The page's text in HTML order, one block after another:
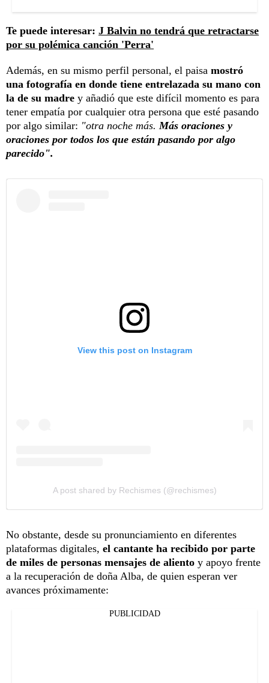
Te puede interesar: J Balvin no tendrá que retractarse
por su polémica canción 'Perra'
Además, en su mismo perfil personal, el paisa mostró
una fotografía en donde tiene entrelazada su mano con
la de su madre y añadió que este difícil momento es para
tener empatía por cualquier otra persona que esté pasando
por algo similar: "otra noche más.Más oraciones y
oraciones por todos los que están pasando por algo
parecido".
View this post on Instagram
A post shared by Rechismes (@rechismes)
No obstante, desde su pronunciamiento en diferentes
plataformas digitales, el cantante ha recibido por parte
de miles de personas mensajes de aliento y apoyo frente
a la recuperación de doña Alba, de quien esperan ver
avances próximamente:
PUBLICIDAD